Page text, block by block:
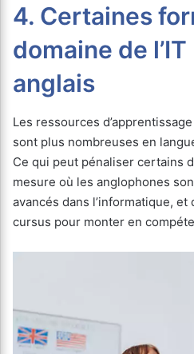
4. Certaines
domaine de l’IT
anglais
Les ressources
sont plus nombreuses en
Ce qui peut pénaliser certains
mesure où les anglophones
avancés dans l’informatique, et
cursus pour monter en